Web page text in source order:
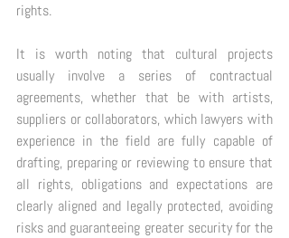
rights.
It is worth noting that cultural projects
usually involve a series of contractual
agreements, whether that be with artists,
suppliers or collaborators, which lawyers with
experience in the field are fully capable of
drafting, preparing or reviewing to ensure that
all rights, obligations and expectations are
clearly aligned and legally protected, avoiding
risks and guaranteeing greater security for the